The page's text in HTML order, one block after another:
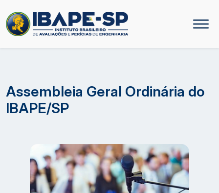
Assembleia Geral Ordinária do
IBAPE/SP